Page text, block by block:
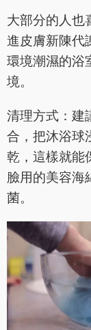
大部分的人也
進皮膚新陳代
環境潮濕的浴
境。
清理方式：建
合，把沐浴球
乾，這樣就能
臉用的美容海
菌。